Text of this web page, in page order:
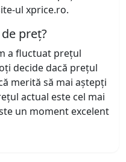
ul xprice.ro.
preț?
a fluctuat prețul
decide dacă prețul
merită să mai aștepți
actual este cel mai
un moment excelent